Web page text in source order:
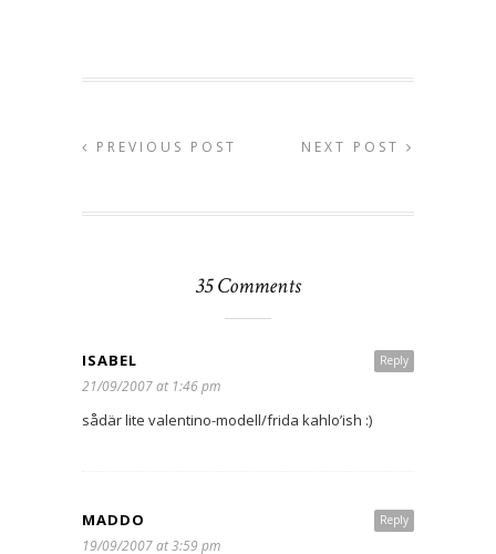
PREVIOUS POST NEXT POST
35 Comments
Reply
ISABEL
21/09/2007 at 1:46 pm
sådär lite valentino-modell/frida kahlo’ish :)
Reply
MADDO
19/09/2007 at 3:59 pm